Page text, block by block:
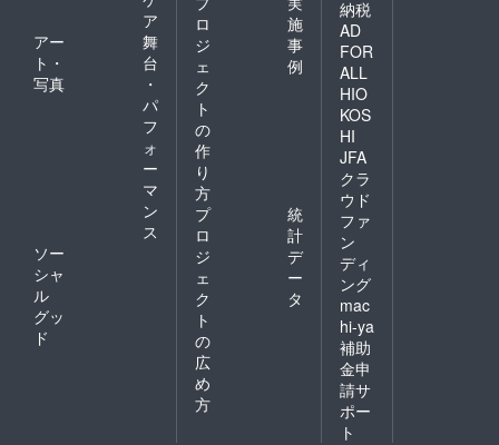
ア
アー
ト・
写真
舞
台
・
パ
フ
ォ
ー
マ
ン
ス
ソー
シャ
ル
グッ
ド
ロ
ジ
ェ
ク
ト
の
作
り
方
施
事
例
プ
ロ
ジ
ェ
ク
ト
の
広
め
方
統
計
デ
ー
タ
納税
AD
FOR
ALL
HIO
KOS
HI
JFA
クラ
ウド
ファ
ン
ディ
ング
mac
hi-ya
補助
金申
請サ
ポー
ト